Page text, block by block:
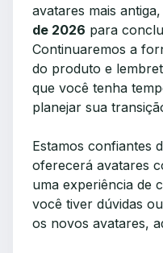
avatares mais
de 2026 para
Continuaremos a
do produto e
que você tenha
planejar sua
Estamos confiantes
oferecerá avatares
uma experiência de
você tiver dúvidas
os novos avatares,